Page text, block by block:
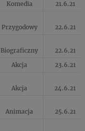
Komedia
21.6.21
Przygodowy
22.6.21
Biograficzny
22.6.21
Akcja
23.6.21
Akcja
24.6.21
Animacja
25.6.21